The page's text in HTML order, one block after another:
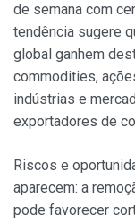
de semana com
tendência sugere
global ganhem
commodities,
indústrias e
exportadores de
Riscos e
aparecem: a
pode favorecer